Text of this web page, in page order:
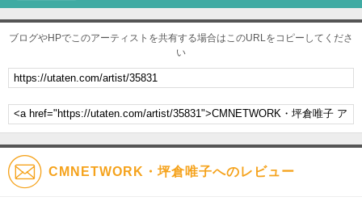
ブログやHPでこのアーティストを共有する場合はこのURLをコピーしてくださ
い
CMNETWORK・坪倉唯子へのレビュー